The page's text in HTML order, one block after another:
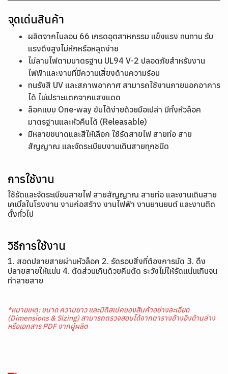
จุดเด่นสินค้า
ผลิตจากไนลอน 66 เกรดอุตสาหกรรม แข็งแรง ทนทาน รับ
แรงดึงสูงไม่หักหรือหลุดง่าย
ไม่ลามไฟตามมาตรฐาน UL94 V-2 ปลอดภัยสำหรับงาน
ไฟฟ้าและงานที่มีความเสี่ยงด้านความร้อน
ทนรังสี UV และสภาพอากาศ สามารถใช้งานภายนอกอาคาร
ได้ ไม่เปราะแตกจากแสงแดด
ล็อคแบบ One-way ขันได้ง่ายด้วยมือเปล่า มีทั้งหัวล็อค
มาตรฐานและหัวคืนได้ (Releasable)
มีหลายขนาดและสีให้เลือก ใช้รัดสายไฟ สายท่อ สาย
สัญญาณ และจัดระเบียบงานเดินสายทุกชนิด
การใช้งาน
ใช้รัดและจัดระเบียบสายไฟ สายสัญญาณ สายท่อ และงานเดินสาย
เคเบิ้ลในโรงงาน งานก่อสร้าง งานไฟฟ้า งานยานยนต์ และงานติด
ตั้งทั่วไป
วิธีการใช้งาน
1. สอดปลายสายผ่านหัวล็อค 2. รัดรอบสิ่งที่ต้องการมัด 3. ดึง
ปลายสายให้แน่น 4. ตัดส่วนเกินด้วยคีมตัด ระวังไม่ให้รัดแน่นเกินจน
ทำลายสาย
*หมายเหตุ: ขนาด ความยาว และมิติสเปคของสินค้าอย่างละเอียด
(Dimensions & Sizing) สามารถตรวจสอบได้จากตารางอ้างอิงด้านล่าง
หรือเอกสาร PDF จากผู้ผลิต